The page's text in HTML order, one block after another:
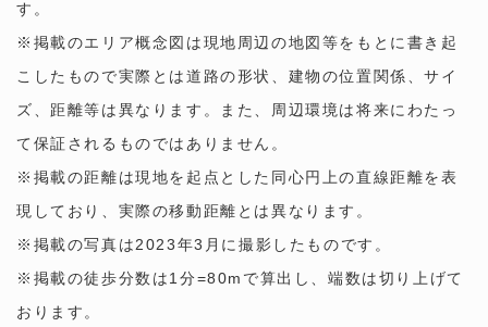
す。
※掲載のエリア概念図は現地周辺の地図等をもとに書き起
こしたもので実際とは道路の形状、建物の位置関係、サイ
ズ、距離等は異なります。また、周辺環境は将来にわたっ
て保証されるものではありません。
※掲載の距離は現地を起点とした同心円上の直線距離を表
現しており、実際の移動距離とは異なります。
※掲載の写真は2023年3月に撮影したものです。
※掲載の徒歩分数は1分=80mで算出し、端数は切り上げて
おります。